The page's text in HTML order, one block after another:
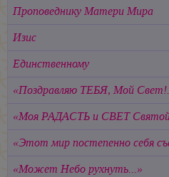
Проповеднику Матери Мира
Изис
Единственному
«Поздравляю ТЕБЯ, Мой
«Моя РАДАСТЬ и СВЕТ
«Этот мир постепенно себя
«Может Небо рухнуть...»